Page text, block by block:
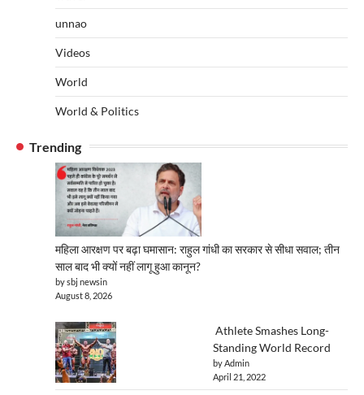
unnao
Videos
World
World & Politics
Trending
महिला आरक्षण पर बढ़ा घमासान: राहुल गांधी का सरकार से सीधा सवाल; तीन
साल बाद भी क्यों नहीं लागू हुआ कानून?
by sbj newsin
August 8, 2026
Athlete Smashes Long-
Standing World Record
by Admin
April 21, 2022